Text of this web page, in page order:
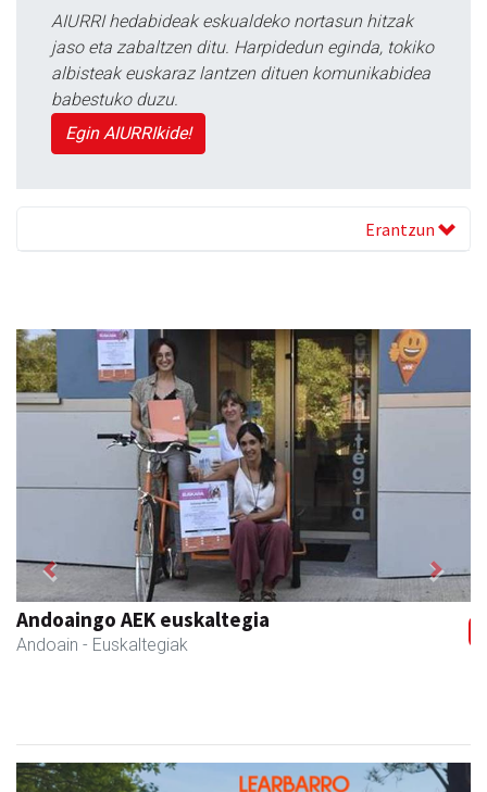
AIURRI hedabideak eskualdeko nortasun hitzak
jaso eta zabaltzen ditu. Harpidedun eginda, tokiko
albisteak euskaraz lantzen dituen komunikabidea
babestuko duzu.
Egin AIURRIkide!
Erantzun
Ormaki urdaitegia
Andoain - Urdaitegiak
Previous Next